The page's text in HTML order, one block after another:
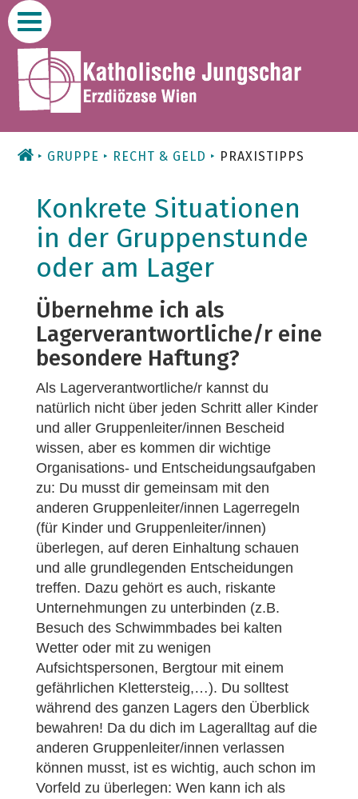
Zum
Inhalt
GRUPPE RECHT & GELD PRAXISTIPPS
Konkrete Situationen
in der Gruppenstunde
oder am Lager
Übernehme ich als
Lagerverantwortliche/r eine
besondere Haftung?
Als Lagerverantwortliche/r kannst du
natürlich nicht über jeden Schritt aller Kinder
und aller Gruppenleiter/innen Bescheid
wissen, aber es kommen dir wichtige
Organisations- und Entscheidungsaufgaben
zu: Du musst dir gemeinsam mit den
anderen Gruppenleiter/innen Lagerregeln
(für Kinder und Gruppenleiter/innen)
überlegen, auf deren Einhaltung schauen
und alle grundlegenden Entscheidungen
treffen. Dazu gehört es auch, riskante
Unternehmungen zu unterbinden (z.B.
Besuch des Schwimmbades bei kalten
Wetter oder mit zu wenigen
Aufsichtspersonen, Bergtour mit einem
gefährlichen Klettersteig,…). Du solltest
während des ganzen Lagers den Überblick
bewahren! Da du dich im Lageralltag auf die
anderen Gruppenleiter/innen verlassen
können musst, ist es wichtig, auch schon im
Vorfeld zu überlegen: Wen kann ich als